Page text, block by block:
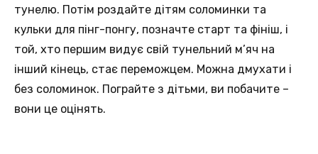
тунелю. Потім роздайте дітям соломинки та
кульки для пінг-понгу, позначте старт та фініш, і
той, хто першим видує свій тунельний м’яч на
інший кінець, стає переможцем. Можна дмухати і
без соломинок. Пограйте з дітьми, ви побачите –
вони це оцінять.